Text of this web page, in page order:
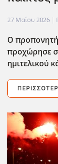
27 Μαΐου 2026 |
Ο
προχώρησε
ημιτελικού